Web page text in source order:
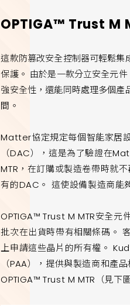
OPTIGA™ Trust M
這款防篡改安全控制器可輕鬆集
保護。 由於是一款分立安全元
強安全性，還能同時處理多個產
間。
Matter協定規定每個智能家居
（DAC），這是為了驗證在
MTR，在訂購或製造卷帶時就
有的DAC。 這使設備製造商能
OPTIGA™ Trust M MTR安全元
批次在出貨時帶有相關條碼。
上申請這些晶片的所有權。
（PAA），提供與製造商和產
OPTIGA™ Trust M MTR（見下